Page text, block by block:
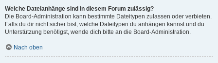
Welche Dateianhänge sind in diesem Forum zulässig?
Die Board-Administration kann bestimmte Dateitypen zulassen oder verbieten.
Falls du dir nicht sicher bist, welche Dateitypen du anhängen kannst und du
Unterstützung benötigst, wende dich bitte an die Board-Administration.
Nach oben